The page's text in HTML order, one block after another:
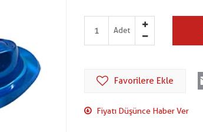
Adet
Favorilere Ekle
Fiyatı Düşünce Haber Ver